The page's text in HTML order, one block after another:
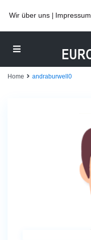
Wir über uns Impressum
Home andraburwell0